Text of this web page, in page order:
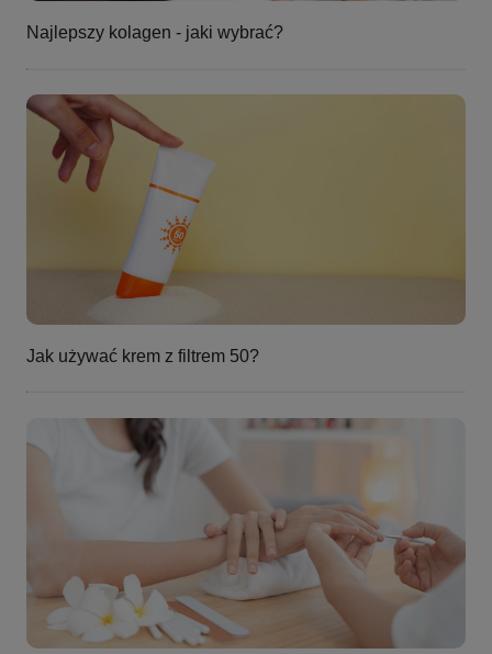
Najlepszy kolagen - jaki wybrać?
Jak używać krem z filtrem 50?